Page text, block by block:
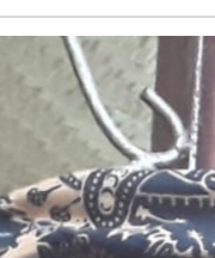
Zahri